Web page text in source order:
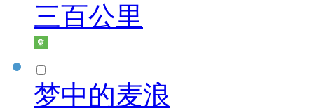
三百公里
梦中的麦浪